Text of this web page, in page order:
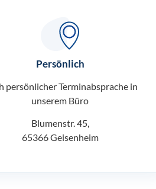
Persönlich
persönlicher Terminabsprache in
unserem Büro
Blumenstr. 45,
65366 Geisenheim